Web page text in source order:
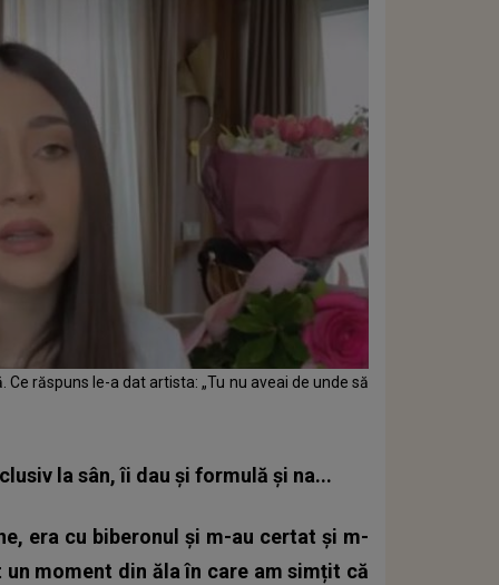
răspuns le-a dat artista: „Tu nu aveai de unde să
la sân, îi dau și formulă și na...
era cu biberonul și m-au certat și m-
moment din ăla în care am simțit că